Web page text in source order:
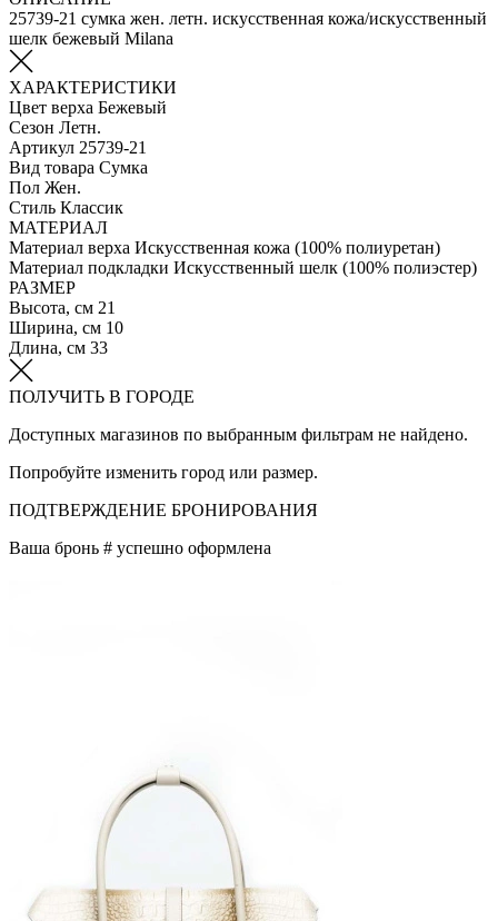
25739-21 сумка жен. летн. искусственная кожа/искусственный
шелк бежевый Milana
ХАРАКТЕРИСТИКИ
Цвет верха Бежевый
Сезон Летн.
Артикул 25739-21
Вид товара Сумка
Пол Жен.
Стиль Классик
МАТЕРИАЛ
Материал верха Искусственная кожа (100% полиуретан)
Материал подкладки Искусственный шелк (100% полиэстер)
РАЗМЕР
Высота, см 21
Ширина, см 10
Длина, см 33
ПОЛУЧИТЬ В ГОРОДЕ
Доступных магазинов по выбранным фильтрам не найдено.
Попробуйте изменить город или размер.
ПОДТВЕРЖДЕНИЕ БРОНИРОВАНИЯ
Ваша бронь # успешно оформлена